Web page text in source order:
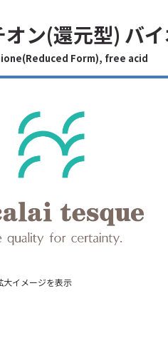
オン(還元型) バ
Form), free acid
イメージを表示